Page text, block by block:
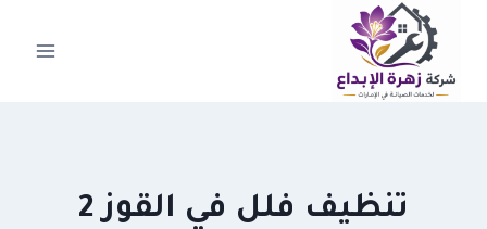
التجاوز
المحتوى
تنظيف فلل في القوز 2